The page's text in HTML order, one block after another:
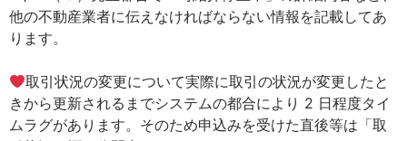
他の不動産業者に伝えなければならない情報を記載してあ
ります。
取引状況の変更について実際に取引の状況が変更したと
きから更新されるまでシステムの都合により 2 日程度タイ
ムラグがあります。そのため申込みを受けた直後等は「取